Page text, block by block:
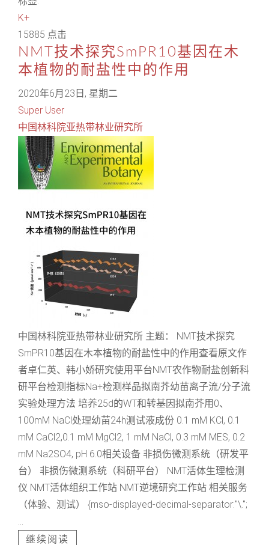
K+
15885 点击
NMT技术探究SmPR10基因在木
本植物的耐盐性中的作用
2020年6月23日, 星期二
Super User
中国林科院亚热带林业研究所
中国林科院亚热带林业研究所 主题： NMT技术探究
SmPR10基因在木本植物的耐盐性中的作用查看原文作
者卓仁英、韩小娇研究使用平台NMT农作物耐盐创新科
研平台检测指标Na+检测样品拟南芥幼苗离子流/分子流
实验处理方法 培养25d的WT和转基因拟南芥用0、
100mM NaCl处理幼苗24h测试液成份 0.1 mM KCl, 0.1
mM CaCl2,0.1 mM MgCl2, 1 mM NaCl, 0.3 mM MES, 0.2
mM Na2SO4, pH 6.0相关设备 非损伤微测系统（研发平
台） 非损伤微测系统（科研平台） NMT活体生理检测
仪 NMT活体组织工作站 NMT逆境研究工作站 相关服务
（体验、测试） {mso-displayed-decimal-separator:"\.";
...
继续阅读